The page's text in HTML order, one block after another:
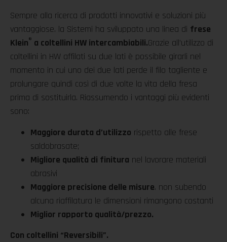
Sempre alla ricerca di prodotti innovativi e soluzioni più
vantaggiose. la Sistemi ha sviluppato una linea di frese
Klein® a coltellini HW intercambiabili.Grazie all’utilizzo di
coltellini in HW affilati su due lati è possibile girarli nel
momento in cui uno dei due lati perde il filo tagliente e
prolungare quindi così di due volte la vita della fresa
prima di sostituirla. Riassumendo i vantaggi più evidenti
sono:
Maggiore durata d’utilizzo rispetto alle frese
saldobrasate;
Migliore qualità di finitura nel lavorare materiali
abrasivi
Maggiore precisione delle misure. non subendo
alcuna riaffilatura le dimensioni rimangono costanti
Miglior rapporto qualità/prezzo.
Con coltellini “Reversibili”.